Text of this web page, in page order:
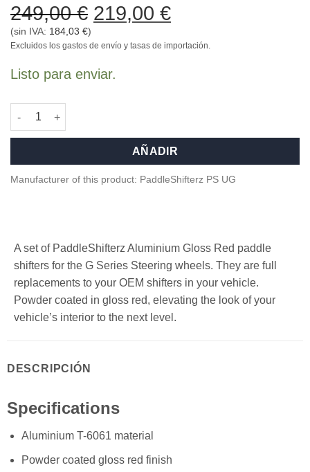
249,00€ El
original
era:
219,00 €El
actual
(sin IVA: 184,03 €)
Excluidos los gastos de envío y tasas de importación.
Listo para enviar.
Aluminium paddle shifters for F/G Series and Supra - Gloss
AÑADIR
Manufacturer of this product: PaddleShifterz PS UG
A set of PaddleShifterz Aluminium Gloss Red paddle
shifters for the G Series Steering wheels. They are full
replacements to your OEM shifters in your vehicle.
Powder coated in gloss red, elevating the look of your
vehicle’s interior to the next level.
DESCRIPCIÓN
Specifications
Aluminium T-6061 material
Powder coated gloss red finish